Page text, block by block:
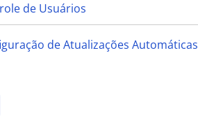
de Usuários
de Atualizações Automáticas